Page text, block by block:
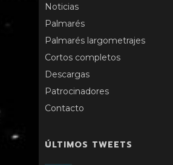
Noticias
Palmarés
Palmarés largometrajes
Cortos completos
Descargas
Patrocinadores
Contacto
ÚLTIMOS TWEETS